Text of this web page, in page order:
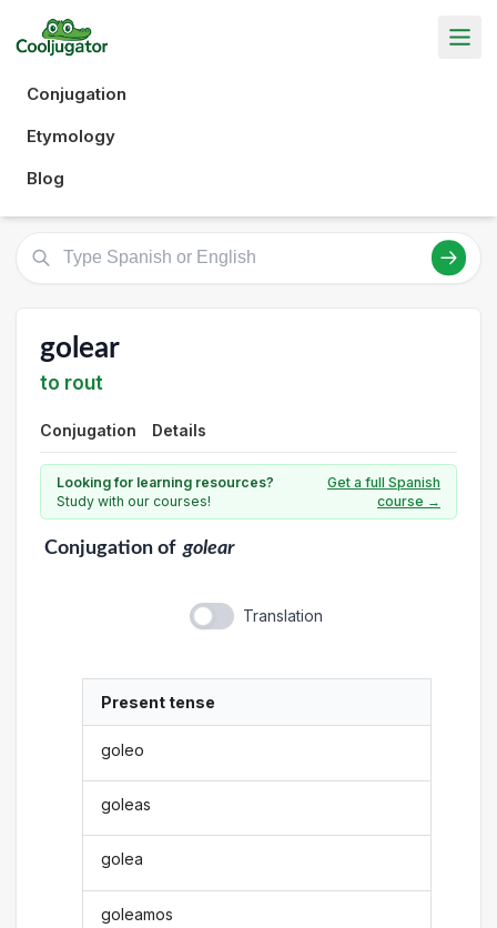
Conjugation
Etymology
Blog
golear
to rout
Conjugation Details
Looking for learning resources?
Study with our courses!
Get a full Spanish
course →
Conjugationof golear
Translation
Present tense
goleo
goleas
golea
goleamos